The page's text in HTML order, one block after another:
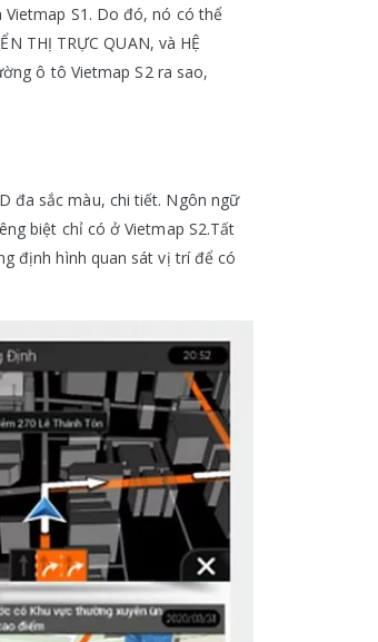
S1. Do đó, nó có thể
THỊ TRỰC QUAN, và HỆ
ô tô Vietmap S2 ra sao,
đa sắc màu, chi tiết. Ngôn ngữ
biệt chỉ có ở Vietmap S2.Tất
định hình quan sát vị trí để có